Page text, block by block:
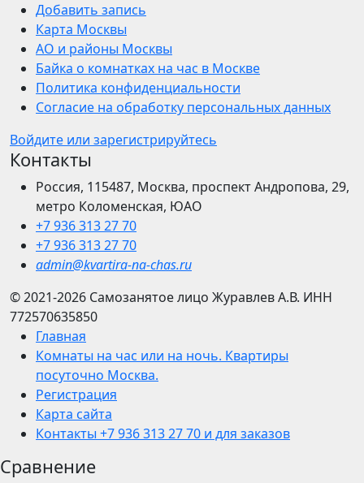
Добавить запись
Карта Москвы
АО и районы Москвы
Байка о комнатках на час в Москве
Политика конфиденциальности
Согласие на обработку персональных данных
Войдите или зарегистрируйтесь
Контакты
Россия, 115487, Москва, проспект Андропова, 29,
метро Коломенская, ЮАО
+7 936 313 27 70
+7 936 313 27 70
admin@kvartira-na-chas.ru
© 2021-2026 Самозанятое лицо Журавлев А.В. ИНН
772570635850
Главная
Комнаты на час или на ночь. Квартиры
посуточно Москва.
Регистрация
Карта сайта
Контакты +7 936 313 27 70 и для заказов
Сравнение